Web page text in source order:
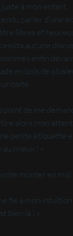
à mon enfant.
parler d’une
libres et
aucune
enfin
en bois de
de me
alors mon
petite étiquette
mieux ! »
monter en moi
fie à mon intuition
bien là ! »